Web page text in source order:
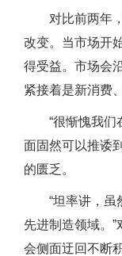
对比前两年
改变。当市场开
得受益。市场会
紧接着是新消费、
“很惭愧我们
面固然可以推诿
的匮乏。
“坦率讲，
先进制造领域。
会侧面迂回不断